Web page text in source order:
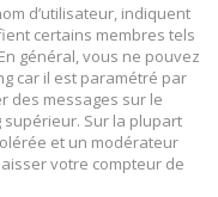
d’utilisateur, indiquent
certains membres tels
général, vous ne pouvez
car il est paramétré par
des messages sur le
Sur la plupart
et un modérateur
votre compteur de